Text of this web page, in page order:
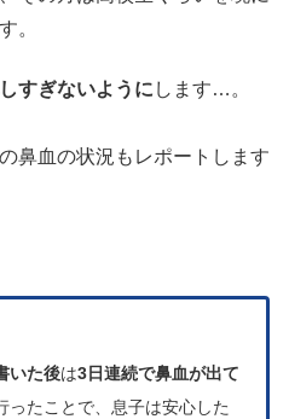
。
すぎないように します…。
鼻血の状況もレポートします
いた後は3日連続で鼻血が出て
ったことで、息子は安心した